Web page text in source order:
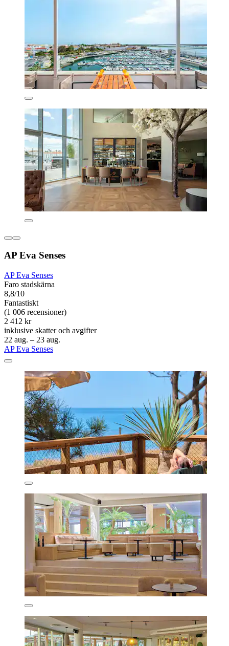
AP Eva Senses
AP Eva Senses
Faro stadskärna
8,8/10
Fantastiskt
(1 006 recensioner)
2 412 kr
inklusive skatter och avgifter
22 aug. – 23 aug.
AP Eva Senses